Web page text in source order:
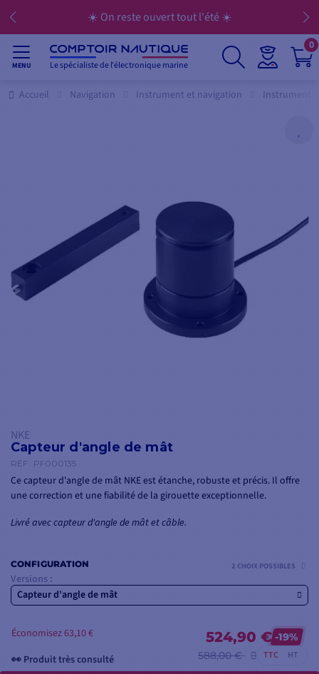
☀️ On reste ouvert tout l'été ☀️
MENU Le spécialiste de l'électronique marine
0
Accueil Navigation Instrument et navigation Instrument
NKE
Capteur d'angle de mât
RÉF. PF000135
Ce capteur d'angle de mât NKE est étanche, robuste et précis. Il offre
une correction et une fiabilité de la girouette exceptionnelle.
Livré avec capteur d'angle de mât et câble.
CONFIGURATION
Versions :
Capteur d'angle de mât
2 CHOIX POSSIBLES
524,90 € -19%
588,00 €
TTC HT
Économisez 63,10 €
👀 Produit très consulté